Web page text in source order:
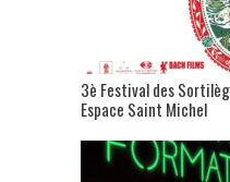
3è Festival des
Espace Saint Michel